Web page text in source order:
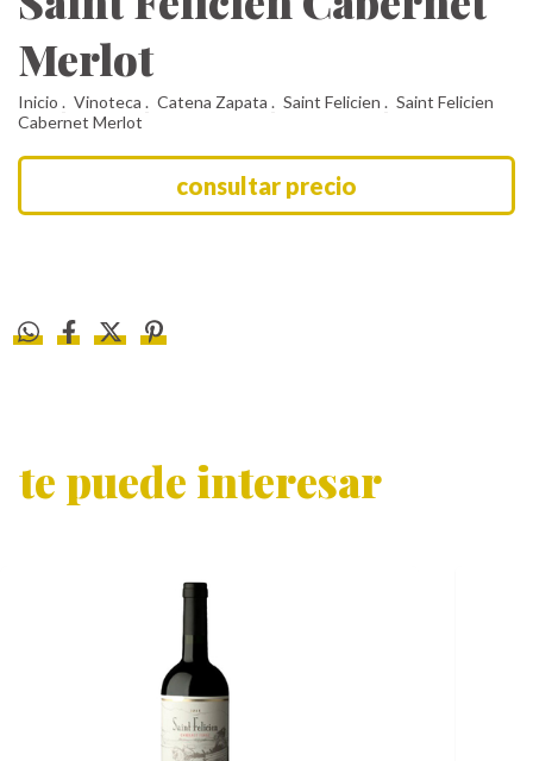
Merlot
Inicio . Vinoteca . Catena Zapata . Saint Felicien . Saint Felicien
Cabernet Merlot
te puede interesar